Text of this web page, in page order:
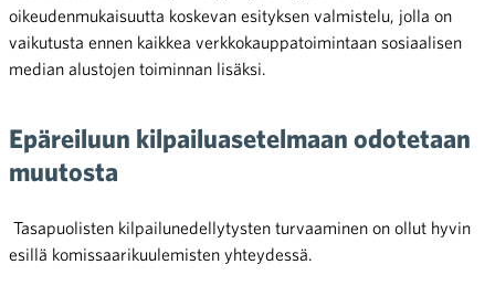
oikeudenmukaisuutta koskevan esityksen valmistelu, jolla on
vaikutusta ennen kaikkea verkkokauppatoimintaan sosiaalisen
median alustojen toiminnan lisäksi.
Epäreiluun kilpailuasetelmaan odotetaan
muutosta
Tasapuolisten kilpailunedellytysten turvaaminen on ollut hyvin
esillä komissaarikuulemisten yhteydessä.